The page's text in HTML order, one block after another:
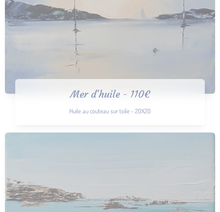
Mer d'huile - 110€
Huile au couteau sur toile - 20X20